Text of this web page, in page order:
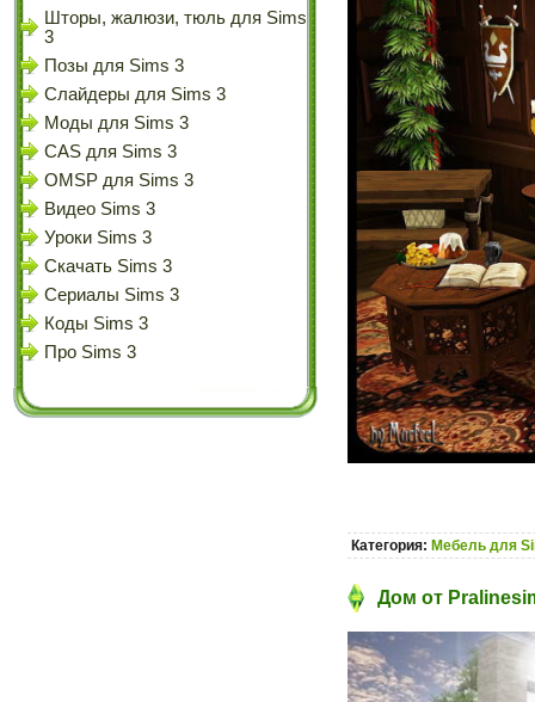
Шторы, жалюзи, тюль для Sims
3
Позы для Sims 3
Слайдеры для Sims 3
Моды для Sims 3
CAS для Sims 3
OMSP для Sims 3
Видео Sims 3
Уроки Sims 3
Скачать Sims 3
Сериалы Sims 3
Коды Sims 3
Про Sims 3
Категория: Мебель для
Дом от